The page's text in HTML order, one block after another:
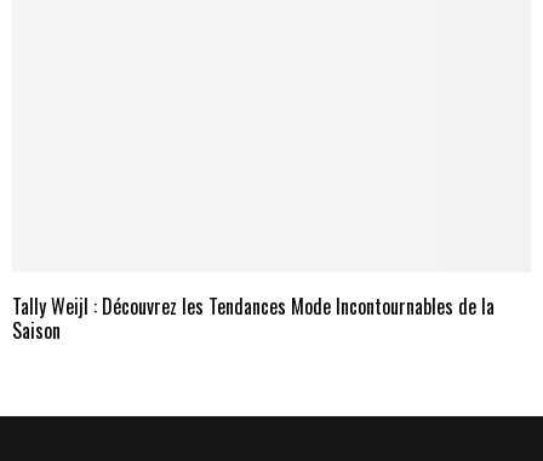
Tally Weijl : Découvrez les Tendances Mode Incontournables de la
Saison